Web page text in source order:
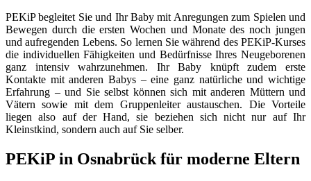
PEKiP begleitet Sie und Ihr Baby mit Anregungen zum Spielen und
Bewegen durch die ersten Wochen und Monate des noch jungen
und aufregenden Lebens. So lernen Sie während des PEKiP-Kurses
die individuellen Fähigkeiten und Bedürfnisse Ihres Neugeborenen
ganz intensiv wahrzunehmen. Ihr Baby knüpft zudem erste
Kontakte mit anderen Babys – eine ganz natürliche und wichtige
Erfahrung – und Sie selbst können sich mit anderen Müttern und
Vätern sowie mit dem Gruppenleiter austauschen. Die Vorteile
liegen also auf der Hand, sie beziehen sich nicht nur auf Ihr
Kleinstkind, sondern auch auf Sie selber.
PEKiP in Osnabrück für moderne Eltern